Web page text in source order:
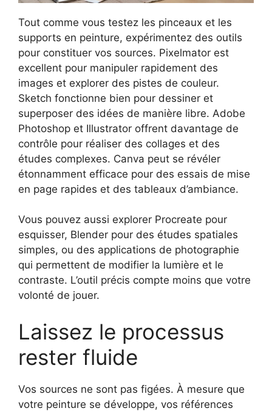
Tout comme vous testez les pinceaux et les
supports en peinture, expérimentez des outils
pour constituer vos sources. Pixelmator est
excellent pour manipuler rapidement des
images et explorer des pistes de couleur.
Sketch fonctionne bien pour dessiner et
superposer des idées de manière libre. Adobe
Photoshop et Illustrator offrent davantage de
contrôle pour réaliser des collages et des
études complexes. Canva peut se révéler
étonnamment efficace pour des essais de mise
en page rapides et des tableaux d’ambiance.
Vous pouvez aussi explorer Procreate pour
esquisser, Blender pour des études spatiales
simples, ou des applications de photographie
qui permettent de modifier la lumière et le
contraste. L’outil précis compte moins que votre
volonté de jouer.
Laissez le processus
rester fluide
Vos sources ne sont pas figées. À mesure que
votre peinture se développe, vos références